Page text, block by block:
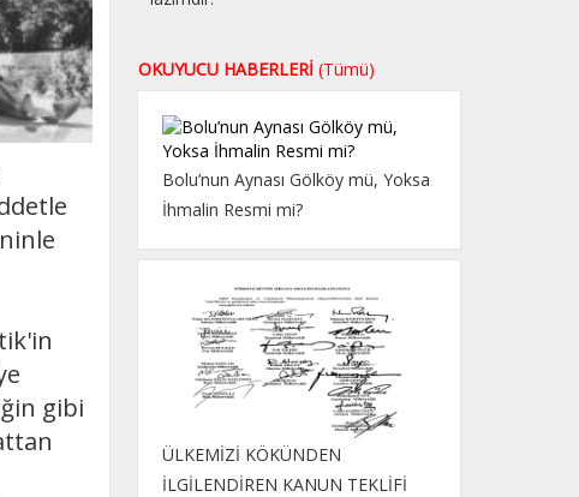
gibi
OKUYUCU HABERLERİ (Tümü)
Bolu’nun Aynası Gölköy mü, Yoksa
İhmalin Resmi mi?
ÜLKEMİZİ KÖKÜNDEN
İLGİLENDİREN KANUN TEKLİFİ